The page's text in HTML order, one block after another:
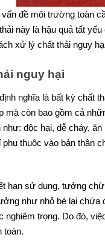
đề môi trường toàn
này là hậu quả tất
xử lý chất thải nguy
nguy hại
nghĩa là bất kỳ chất
mà còn bao gồm cả
như: độc hại, dễ cháy,
phụ thuộc vào bản thân
hạn sử dụng, tưởng
như nhỏ bé lại chứa
nghiêm trọng. Do đó,
toàn.